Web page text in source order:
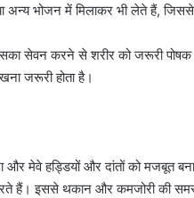
भोजन में मिलाकर भी लेते हैं, जिससे
सेवन करने से शरीर को जरूरी
जरूरी होता है।
और मेवे हड्डियों और दांतों को मजबूत
हैं। इससे थकान और कमजोरी की